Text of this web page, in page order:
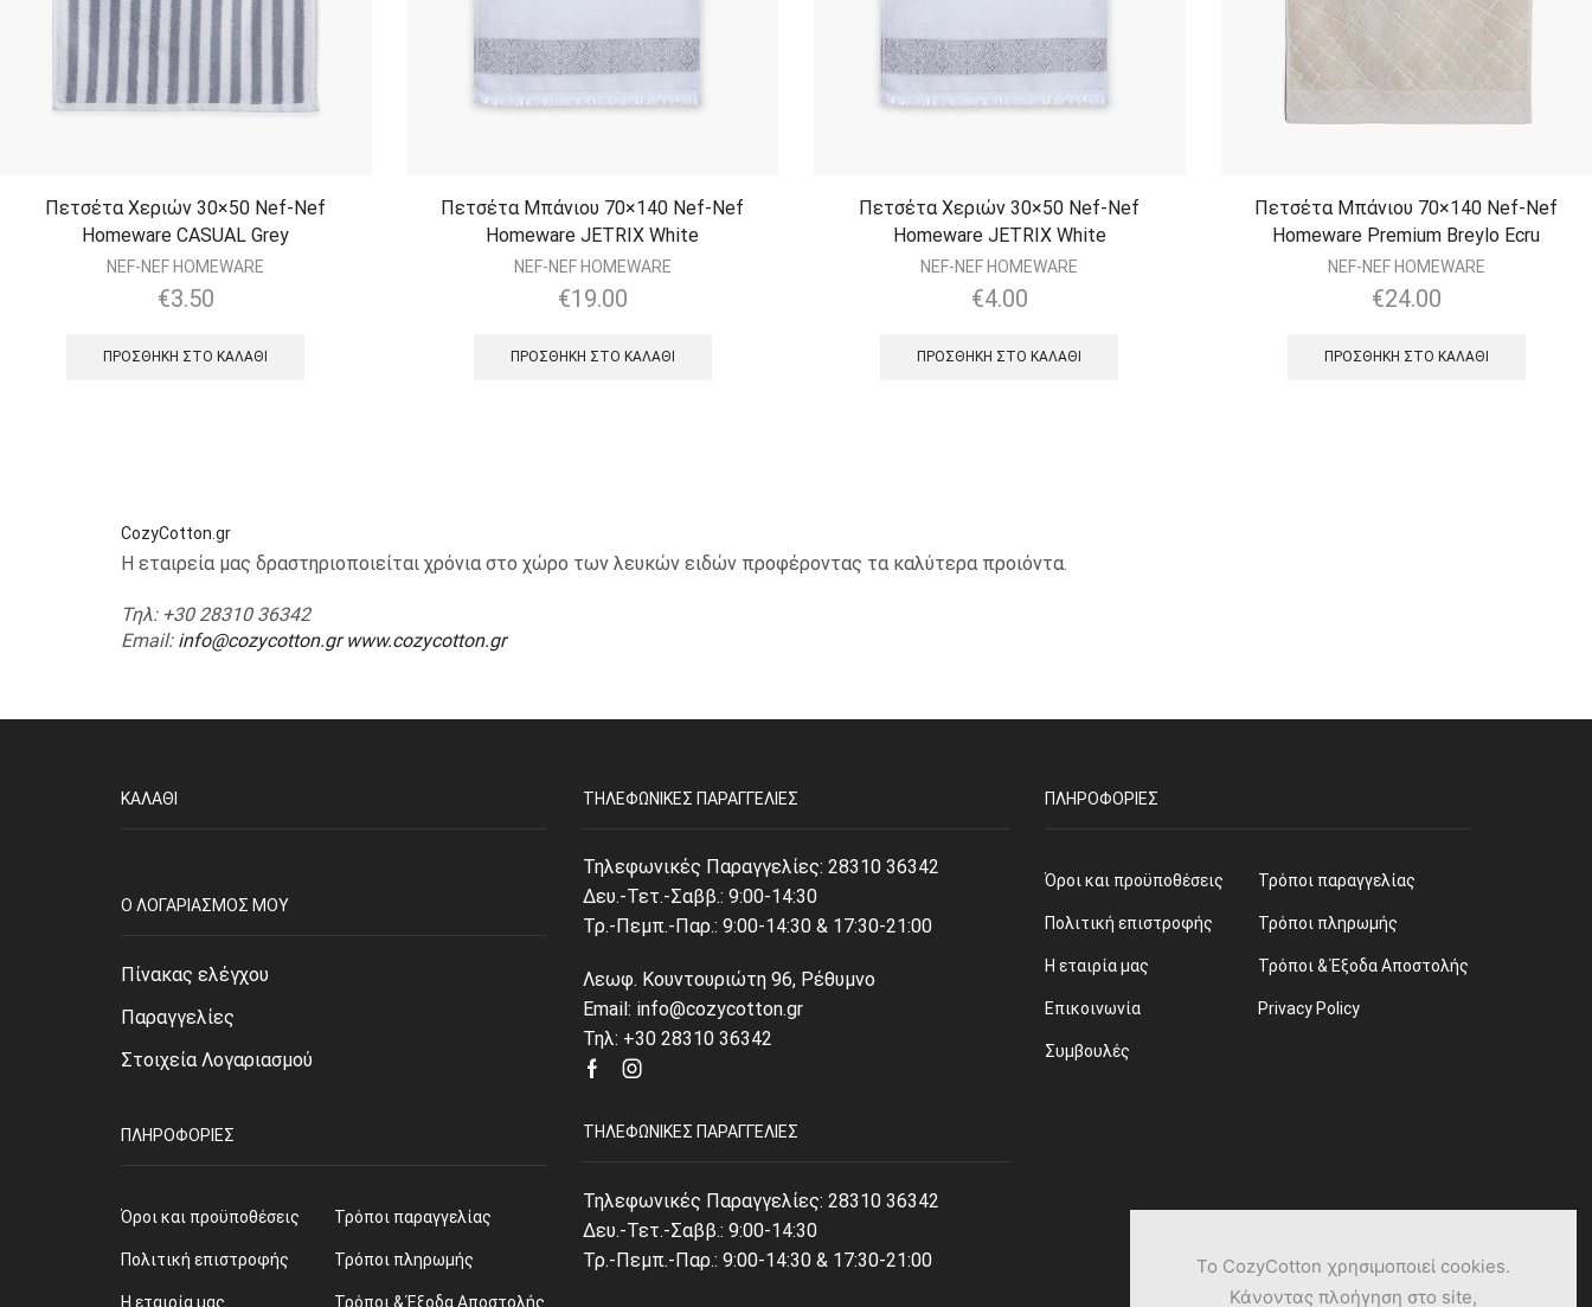
Πετσέτα Χεριών 30×50 Nef-Nef
Homeware CASUAL Grey
NEF-NEF HOMEWARE
€3.50
ΠΡΟΣΘΉΚΗ ΣΤΟ ΚΑΛΆΘΙ
Πετσέτα Μπάνιου 70×140 Nef-Nef
Homeware JETRIX White
NEF-NEF HOMEWARE
€19.00
ΠΡΟΣΘΉΚΗ ΣΤΟ ΚΑΛΆΘΙ
Πετσέτα Χεριών 30×50 Nef-Nef
Homeware JETRIX White
NEF-NEF HOMEWARE
€4.00
ΠΡΟΣΘΉΚΗ ΣΤΟ ΚΑΛΆΘΙ
Πετσέτα Μπάνιου 70×140 Nef-Nef
Homeware Premium Breylo Ecru
NEF-NEF HOMEWARE
€24.00
ΠΡΟΣΘΉΚΗ ΣΤΟ ΚΑΛΆΘΙ
CozyCotton.gr
Η εταιρεία μας δραστηριοποιείται χρόνια στο χώρο των λευκών ειδών προφέροντας τα καλύτερα προιόντα.
Τηλ: +30 28310 36342
Email: info@cozycotton.gr www.cozycotton.gr
ΚΑΛΆΘΙ
O ΛΟΓΑΡΙΑΣΜΌΣ ΜΟΥ
Πίνακας ελέγχου
Παραγγελίες
Στοιχεία Λογαριασμού
ΠΛΗΡΟΦΟΡΊΕΣ
Όροι και προϋποθέσεις
Πολιτική επιστροφής
Η εταιρία μας
Τρόποι παραγγελίας
Τρόποι πληρωμής
Τρόποι & Έξοδα Αποστολής
ΤΗΛΕΦΩΝΙΚΈΣ ΠΑΡΑΓΓΕΛΊΕΣ
Τηλεφωνικές Παραγγελίες: 28310 36342
Δευ.-Τετ.-Σαββ.: 9:00-14:30
Τρ.-Πεμπ.-Παρ.: 9:00-14:30 & 17:30-21:00
Λεωφ. Κουντουριώτη 96, Ρέθυμνο
Email: info@cozycotton.gr
Τηλ: +30 28310 36342
FacebookInstagram
ΤΗΛΕΦΩΝΙΚΈΣ ΠΑΡΑΓΓΕΛΊΕΣ
Τηλεφωνικές Παραγγελίες: 28310 36342
Δευ.-Τετ.-Σαββ.: 9:00-14:30
Τρ.-Πεμπ.-Παρ.: 9:00-14:30 & 17:30-21:00
ΠΛΗΡΟΦΟΡΊΕΣ
Όροι και προϋποθέσεις
Πολιτική επιστροφής
Η εταιρία μας
Επικοινωνία
Συμβουλές
Τρόποι παραγγελίας
Τρόποι πληρωμής
Τρόποι & Έξοδα Αποστολής
Privacy Policy
Το CozyCotton χρησιμοποιεί cookies.
Κάνοντας πλοήγηση στο site,